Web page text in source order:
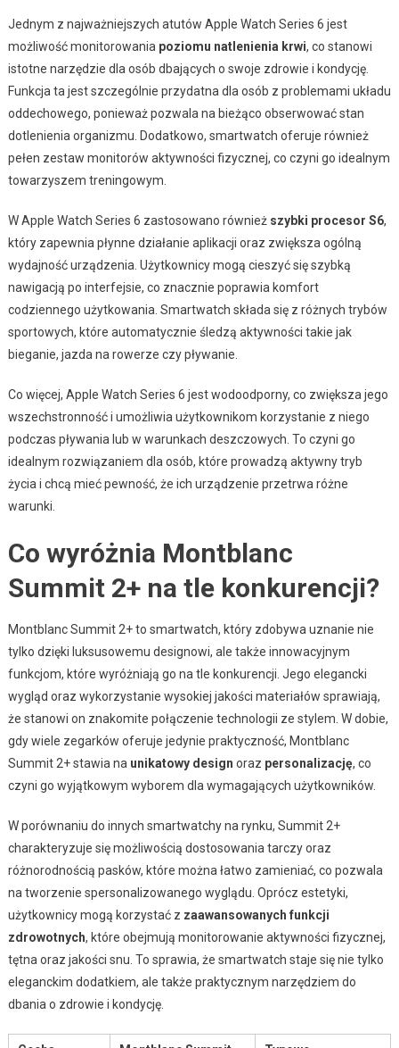
Jednym z najważniejszych atutów Apple Watch Series 6 jest
możliwość monitorowania poziomu natlenienia krwi, co stanowi
istotne narzędzie dla osób dbających o swoje zdrowie i kondycję.
Funkcja ta jest szczególnie przydatna dla osób z problemami układu
oddechowego, ponieważ pozwala na bieżąco obserwować stan
dotlenienia organizmu. Dodatkowo, smartwatch oferuje również
pełen zestaw monitorów aktywności fizycznej, co czyni go idealnym
towarzyszem treningowym.
W Apple Watch Series 6 zastosowano również szybki procesor S6,
który zapewnia płynne działanie aplikacji oraz zwiększa ogólną
wydajność urządzenia. Użytkownicy mogą cieszyć się szybką
nawigacją po interfejsie, co znacznie poprawia komfort
codziennego użytkowania. Smartwatch składa się z różnych trybów
sportowych, które automatycznie śledzą aktywności takie jak
bieganie, jazda na rowerze czy pływanie.
Co więcej, Apple Watch Series 6 jest wodoodporny, co zwiększa jego
wszechstronność i umożliwia użytkownikom korzystanie z niego
podczas pływania lub w warunkach deszczowych. To czyni go
idealnym rozwiązaniem dla osób, które prowadzą aktywny tryb
życia i chcą mieć pewność, że ich urządzenie przetrwa różne
warunki.
Co wyróżnia Montblanc
Summit 2+ na tle konkurencji?
Montblanc Summit 2+ to smartwatch, który zdobywa uznanie nie
tylko dzięki luksusowemu designowi, ale także innowacyjnym
funkcjom, które wyróżniają go na tle konkurencji. Jego elegancki
wygląd oraz wykorzystanie wysokiej jakości materiałów sprawiają,
że stanowi on znakomite połączenie technologii ze stylem. W dobie,
gdy wiele zegarków oferuje jedynie praktyczność, Montblanc
Summit 2+ stawia na unikatowy design oraz personalizację, co
czyni go wyjątkowym wyborem dla wymagających użytkowników.
W porównaniu do innych smartwatchy na rynku, Summit 2+
charakteryzuje się możliwością dostosowania tarczy oraz
różnorodnością pasków, które można łatwo zamieniać, co pozwala
na tworzenie spersonalizowanego wyglądu. Oprócz estetyki,
użytkownicy mogą korzystać z zaawansowanych funkcji
zdrowotnych, które obejmują monitorowanie aktywności fizycznej,
tętna oraz jakości snu. To sprawia, że smartwatch staje się nie tylko
eleganckim dodatkiem, ale także praktycznym narzędziem do
dbania o zdrowie i kondycję.